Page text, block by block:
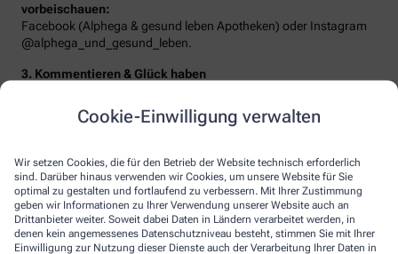
Cookie-Einwilligung verwalten
Wir setzen Cookies, die für den Betrieb der Website technisch erforderlich
sind. Darüber hinaus verwenden wir Cookies, um unsere Website für Sie
optimal zu gestalten und fortlaufend zu verbessern. Mit Ihrer Zustimmung
geben wir Informationen zu Ihrer Verwendung unserer Website auch an
Drittanbieter weiter. Soweit dabei Daten in Ländern verarbeitet werden, in
denen kein angemessenes Datenschutzniveau besteht, stimmen Sie mit Ihrer
Einwilligung zur Nutzung dieser Dienste auch der Verarbeitung Ihrer Daten in
vorbeischauen:
Facebook (Alphega & gesund leben Apotheken) oder Instagram
@alphega_und_gesund_leben.
3. Kommentieren & Glück haben
Traumziel – schon landen Sie im Lostopf!